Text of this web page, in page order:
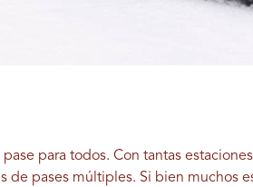
pase para todos. Con tantas
de pases múltiples. Si bien muchos